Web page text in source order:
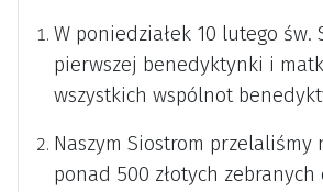
W poniedziałek 10 lutego św.
pierwszej benedyktynki i
wszystkich wspólnot
Naszym Siostrom przelaliśmy
ponad 500 złotych zebranych